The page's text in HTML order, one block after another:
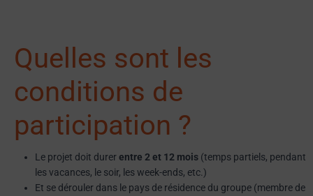
Quelles sont les
conditions de
participation ?
Le projet doit durerentre 2 et 12 mois (temps partiels, pendant
les vacances, le soir, les week-ends, etc.)
Et se dérouler dans le pays de résidence du groupe (membre de